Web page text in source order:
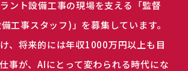
ント設備工事の現場を支える「監督
工事スタッフ)」を募集しています。
、将来的には年収1000万円以上も目
事が、AIにとって変わられる時代にな